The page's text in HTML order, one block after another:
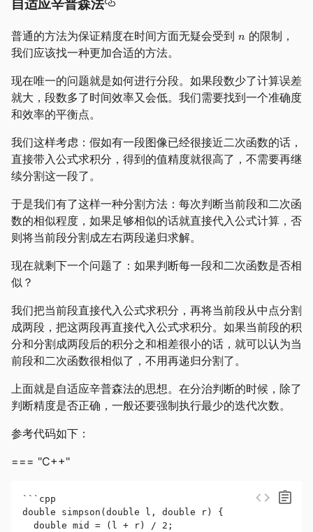
自适应辛普森法
普通的方法为保证精度在时间方面无疑会受到
的限制，
我们应该找一种更加合适的方法。
现在唯一的问题就是如何进行分段。如果段数少了计算误差
就大，段数多了时间效率又会低。我们需要找到一个准确度
和效率的平衡点。
我们这样考虑：假如有一段图像已经很接近二次函数的话，
直接带入公式求积分，得到的值精度就很高了，不需要再继
续分割这一段了。
于是我们有了这样一种分割方法：每次判断当前段和二次函
数的相似程度，如果足够相似的话就直接代入公式计算，否
则将当前段分割成左右两段递归求解。
现在就剩下一个问题了：如果判断每一段和二次函数是否相
似？
我们把当前段直接代入公式求积分，再将当前段从中点分割
成两段，把这两段再直接代入公式求积分。如果当前段的积
分和分割成两段后的积分之和相差很小的话，就可以认为当
前段和二次函数很相似了，不用再递归分割了。
上面就是自适应辛普森法的思想。在分治判断的时候，除了
判断精度是否正确，一般还要强制执行最少的迭代次数。
参考代码如下：
=== "C++"
```cpp
double simpson(double l, double r) {
  double mid = (l + r) / 2;